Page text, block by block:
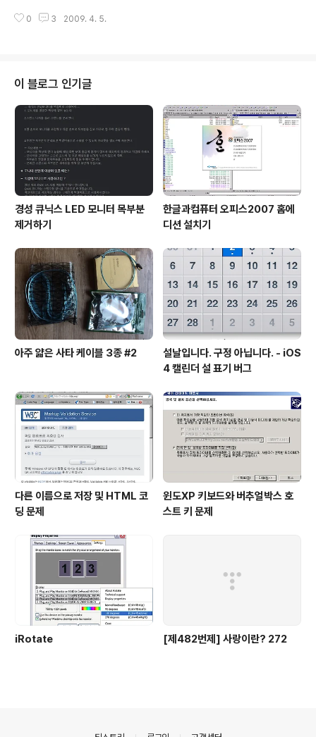
데, 자료 화면은 아래와 같다. 분명히 10.12 킬로바이트이
볼 수 있다. 벌레의 유형 2009년 4월 4일자 도아 님의 블로그에 게시된 글에서
라짐'이란 뜻이다. 아울러 구글링 등을 통해 구글 사이트를 IP 주소로써 접근하
려는 사람을 변태로 오인케 하는 벌레이다. 사..
0 3 2009. 4. 5.
이 블로그 인기글
경성 큐닉스 LED 모니터 목부분
제거하기
한글과컴퓨터 오피스2007 홈에
디션 설치기
아주 얇은 사타 케이블 3종 #2
설날입니다. 구정 아닙니다. - iOS
4 캘린더 설 표기 버그
다른 이름으로 저장 및 HTML 코
딩 문제
윈도XP 키보드와 버추얼박스 호
스트 키 문제
iRotate [제482번제] 사랑이란? 272